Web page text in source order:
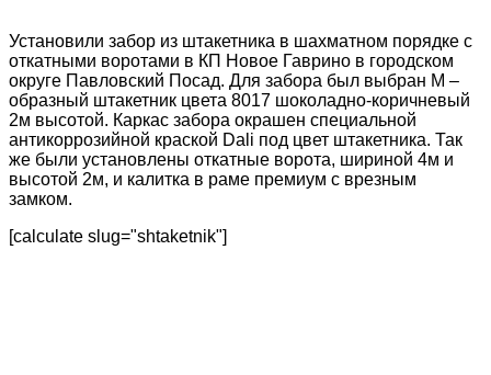
Установили забор из штакетника в шахматном порядке с
откатными воротами в КП Новое Гаврино в городском
округе Павловский Посад. Для забора был выбран М –
образный штакетник цвета 8017 шоколадно-коричневый
2м высотой. Каркас забора окрашен специальной
антикоррозийной краской Dali под цвет штакетника. Так
же были установлены откатные ворота, шириной 4м и
высотой 2м, и калитка в раме премиум с врезным
замком.
[calculate slug="shtaketnik"]